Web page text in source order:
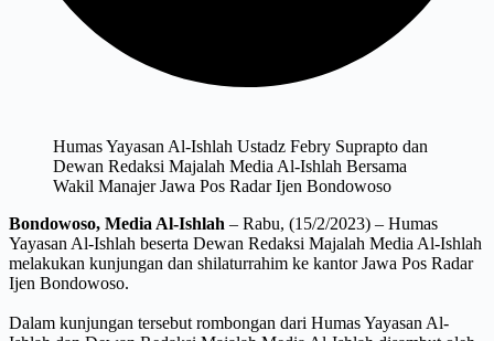
Humas Yayasan Al-Ishlah Ustadz Febry Suprapto dan
Dewan Redaksi Majalah Media Al-Ishlah Bersama
Wakil Manajer Jawa Pos Radar Ijen Bondowoso
Bondowoso, Media Al-Ishlah – Rabu, (15/2/2023) – Humas
Yayasan Al-Ishlah beserta Dewan Redaksi Majalah Media Al-Ishlah
melakukan kunjungan dan shilaturrahim ke kantor Jawa Pos Radar
Ijen Bondowoso.
Dalam kunjungan tersebut rombongan dari Humas Yayasan Al-